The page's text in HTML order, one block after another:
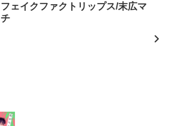
フェイクファクトリップス/末広マ
チ